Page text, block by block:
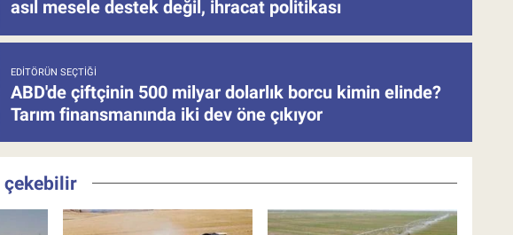
asıl mesele destek değil, ihracat politikası
EDITÖRÜN SEÇTIĞI
ABD'de çiftçinin 500 milyar dolarlık borcu kimin elinde?
Tarım finansmanında iki dev öne çıkıyor
çekebilir